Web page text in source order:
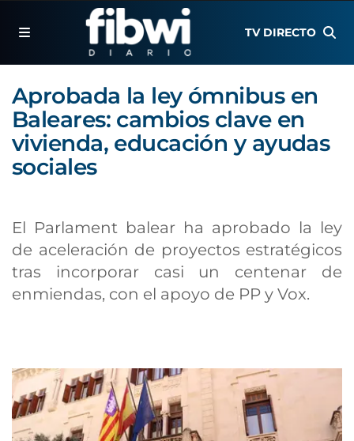
TV DIRECTO
Aprobada la ley ómnibus en
Baleares: cambios clave en
vivienda, educación y ayudas
sociales
El Parlament balear ha aprobado la ley
de aceleración de proyectos estratégicos
tras incorporar casi un centenar de
enmiendas, con el apoyo de PP y Vox.